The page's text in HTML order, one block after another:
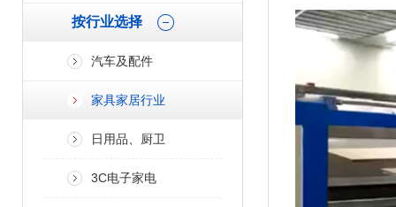
按行业选择
汽车及配件
家具家居行业
日用品、厨卫
3C电子家电